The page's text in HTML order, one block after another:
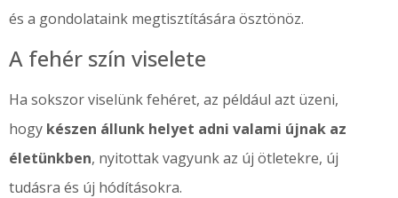
és a gondolataink megtisztítására ösztönöz.
A fehér szín viselete
Ha sokszor viselünk fehéret, az például azt üzeni,
hogy készen állunk helyet adni valami újnak az
életünkben, nyitottak vagyunk az új ötletekre, új
tudásra és új hódításokra.